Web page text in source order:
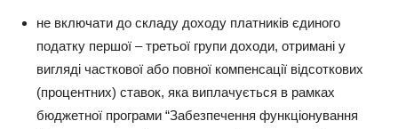
не включати до складу доходу платників єдиного
податку першої – третьої групи доходи, отримані у
вигляді часткової або повної компенсації відсоткових
(процентних) ставок, яка виплачується в рамках
бюджетної програми “Забезпечення функціонування